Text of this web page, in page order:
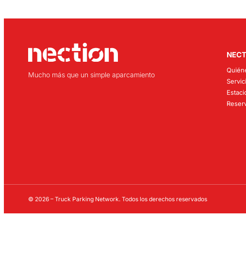
Mucho más que un simple aparcamiento
© 2026 – Truck Parking Network. Todos los derechos reservados